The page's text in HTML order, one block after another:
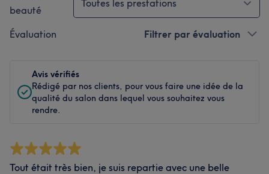
beauté
Toutes les prestations
Évaluation Filtrer par évaluation
Avis vérifiés
Rédigé par nos clients, pour vous faire une idée de la
qualité du salon dans lequel vous souhaitez vous
rendre.
Tout était très bien, je suis repartie avec une belle